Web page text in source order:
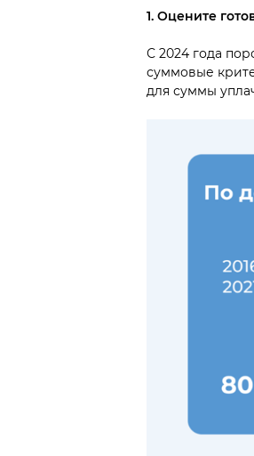
1. Оцените
С 2024 года
суммовые
для суммы